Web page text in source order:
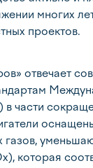
многих
проектов.
отвечает
в части
газов,
которая